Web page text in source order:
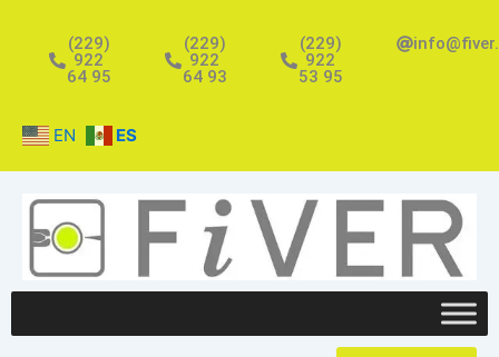
contenido
(229)
922
64 95
(229)
922
64 93
(229)
922
53 95
EN ES